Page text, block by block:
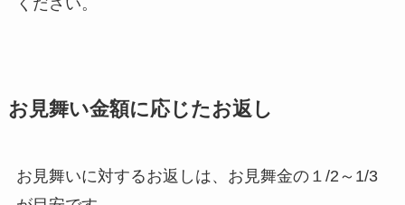
ください。
お見舞い金額に応じたお返し
お見舞いに対するお返しは、お見舞金の１/2～1/3